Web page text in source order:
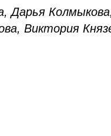
Дарья
Виктория